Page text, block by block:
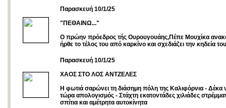
Παρασκευή 10/1/25
"ΠΕΘΑΙΝΩ..."
Ο πρώην πρόεδρος τής Ουρουγουάης,Πέπε Μουχίκα
ήρθε το τέλος του από καρκίνο και σχεδιάζει την κηδεία του
Παρασκευή 10/1/25
ΧΑΟΣ ΣΤΟ ΛΟΣ ΑΝΤΖΕΛΕΣ
Η φωτιά σαρώνει τη διάσημη πόλη της Καλιφόρνια - Δέκα
τώρα απολογισμός - Στάχτη εκατοντάδες χιλιάδες
σπίτια και αμέτρητα αυτοκίνητα